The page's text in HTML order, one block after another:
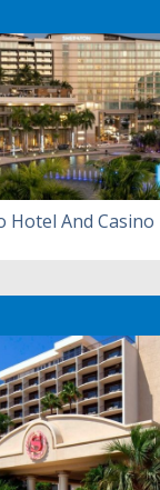
Hotel And Casino